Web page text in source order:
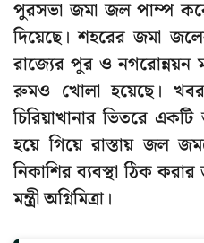
পুরসভা জমা জল পাম্প
দিয়েছে। শহরের জমা
রাজ্যের পুর ও নগরোন্নয়ন
রুমও খোলা হয়েছে।
চিরিয়াখানার ভিতরে
হয়ে গিয়ে রাস্তায় জল
নিকাশির ব্যবস্থা ঠিক
মন্ত্রী অগ্নিমিত্রা।